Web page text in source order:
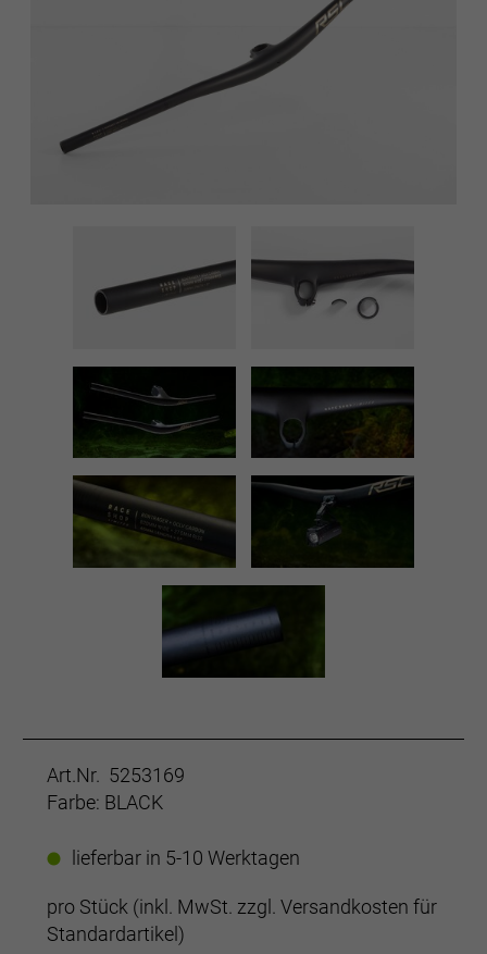
Art.Nr. 5253169
Farbe: BLACK
lieferbar in 5-10 Werktagen
pro Stück (inkl. MwSt. zzgl. Versandkosten für
Standardartikel)